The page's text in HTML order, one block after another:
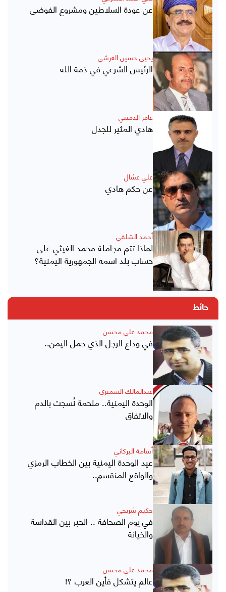
عن عودة السلاطين ومشروع الفوضى
يحيى حسين العرشي
الرئيس الشرعي في ذمة الله
عامر الدميني
هادي المثير للجدل
علي عشال
عن حكم هادي
أحمد الشلفي
لماذا تتم مجاملة محمد الغيثي على
حساب بلد اسمه الجمهورية اليمنية؟
حائط
محمد علي محسن
في وداع الرجل الذي حمل اليمن..
عبدالمالك الشميري
الوحدة اليمنية.. ملحمة نُسجت بالدم
والاتفاق
أسامة البركاني
عيد الوحدة اليمنية بين الخطاب الرمزي
والواقع المنقسم..
حكيم شريحي
في يوم الصحافة .. الحبر بين القداسة
والخيانة
محمد علي محسن
عالم يتشكل فأين العرب ؟!